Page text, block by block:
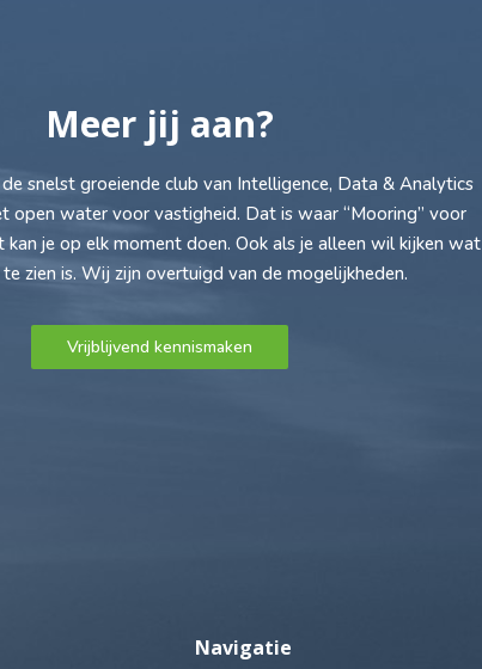
Meer jij aan?
snelst groeiende club van Intelligence, Data & Analytics
open water voor vastigheid. Dat is waar “Mooring” voor
kan je op elk moment doen. Ook als je alleen wil kijken wat
zien is. Wij zijn overtuigd van de mogelijkheden.
Vrijblijvend kennismaken
Navigatie